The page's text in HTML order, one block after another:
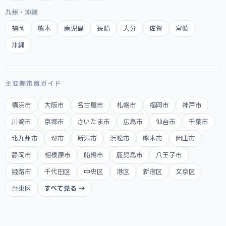
九州・沖縄
福岡 熊本 鹿児島 長崎 大分 佐賀 宮崎
沖縄
主要都市別ガイド
横浜市 大阪市 名古屋市 札幌市 福岡市 神戸市
川崎市 京都市 さいたま市 広島市 仙台市 千葉市
北九州市 堺市 新潟市 浜松市 熊本市 岡山市
静岡市 相模原市 船橋市 鹿児島市 八王子市
姫路市 千代田区 中央区 港区 新宿区 文京区
台東区 すべて見る →